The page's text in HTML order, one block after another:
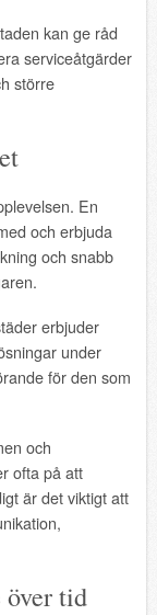
kan ge råd
serviceåtgärder
större
En
och erbjuda
och snabb
erbjuder
under
för den som
och
ofta på att
är det viktigt att
tid